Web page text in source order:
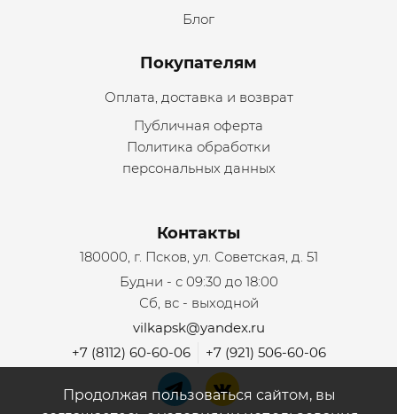
Блог
Покупателям
Оплата, доставка и возврат
Публичная оферта
Политика обработки
персональных данных
Контакты
180000, г. Псков, ул. Советская, д. 51
Будни - с 09:30 до 18:00
Сб, вс - выходной
vilkapsk@yandex.ru
+7 (8112) 60-60-06
+7 (921) 506-60-06
Продолжая пользоваться сайтом, вы